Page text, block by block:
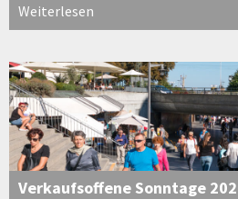
Weiterlesen
Verkaufsoffene Sonntage